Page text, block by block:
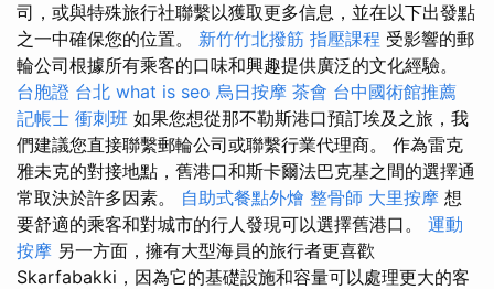
司，或與特殊旅行社聯繫以獲取更多信息，並在以下出發點
之一中確保您的位置。 新竹竹北撥筋 指壓課程 受影響的郵
輪公司根據所有乘客的口味和興趣提供廣泛的文化經驗。
台胞證 台北 what is seo 烏日按摩 茶會 台中國術館推薦
記帳士 衝刺班 如果您想從那不勒斯港口預訂埃及之旅，我
們建議您直接聯繫郵輪公司或聯繫行業代理商。 作為雷克
雅未克的對接地點，舊港口和斯卡爾法巴克基之間的選擇通
常取決於許多因素。 自助式餐點外燴 整骨師 大里按摩 想
要舒適的乘客和對城市的行人發現可以選擇舊港口。 運動
按摩 另一方面，擁有大型海員的旅行者更喜歡
Skarfabakki，因為它的基礎設施和容量可以處理更大的客